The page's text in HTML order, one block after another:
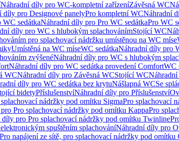
Náhradní díly pro WC-kompletní zařízeníZávěsná WC
díly pro Designové panelyPro kompletní WCNáhradní
WC sedátkaNáhradní díly pro Pro WC sedátkaPro WC
díly pro WC s hlubokým splachovánímStojící WC
pro splachovací nádržku umístěnou na WC míse
Umístěná na WC míseWC sedátkaNáhradní díly pro
zvýšenéNáhradní díly pro WC s hlubokým
Náhradní díly pro WC sedátka provedení ComfortWC
WCNáhradní díly pro Závěsná WCStojící WC
díly pro WC sedátka bez krytuNášlapná WCSe
bidetyPříslušenstvíNáhradní díly pro Příslušenství
nádržky pod omítku SigmaPro splachovací
Pro splachovací nádržky pod omítku KappaPro
díly pro Pro splachovací nádržky pod omítku Twinline
spuštěním splachováníNáhradní díly pro
napájení ze sítě, pro splachovací nádržky pod omítku